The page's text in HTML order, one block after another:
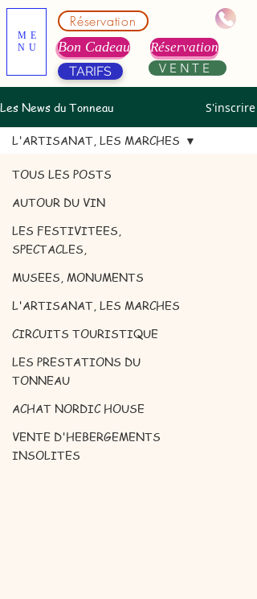
ME
NU
Réservation
Bon Cadeau
TARIFS
Réservation
VENTE
Les News du Tonneau S'inscrire
TOUS LES POSTS
AUTOUR DU VIN
LES FESTIVITEES,
SPECTACLES,
MUSEES, MONUMENTS
L'ARTISANAT, LES MARCHES
CIRCUITS TOURISTIQUE
LES PRESTATIONS DU
TONNEAU
ACHAT NORDIC HOUSE
VENTE D'HEBERGEMENTS
INSOLITES
L'ARTISANAT, LES MARCHES